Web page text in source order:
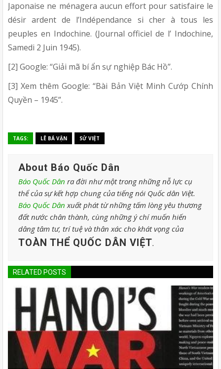
Japonaise ne ménagera aucun effort pour satisfaire le
désir ardent de l’Indépendance si cher à tous les
peuples en Indochine. (Journal officiel de l’ Indochine,
Samedi 2 Juin 1945).
[2] Google: “Giải mã bí ẩn sự nghiệp Bác Hồ”.
[3] Xem thêm Google: “Bài Bản Việt Minh Cướp Chính
Quyền – 1945”.
TAGS: LÊ BÁ VẬN SỬ VIỆT
About Báo Quốc Dân
Báo Quốc Dân ra đời như một trong những nỗ lực cụ
thể của sự kết hợp chung của tiếng nói Quốc dân Việt.
Báo Quốc Dân xuất phát từ những tấm lòng yêu thương
đất nước chân thành, cùng những ý chí muốn hiến
dâng tâm tư, trí tuệ và thân xác cho khát vọng của
TOÀN THỂ QUỐC DÂN VIỆT.
RELATED POSTS